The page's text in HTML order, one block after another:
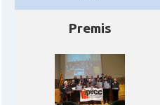
Premis